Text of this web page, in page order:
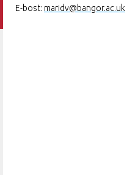
E-bost: maridv@bangor.ac.uk